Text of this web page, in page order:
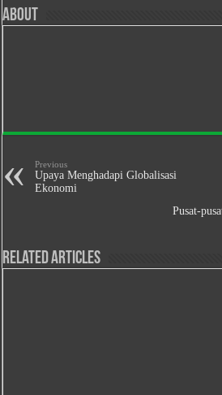
About
Previous
Upaya Menghadapi Globalisasi
Ekonomi
Pusat-
Related Articles